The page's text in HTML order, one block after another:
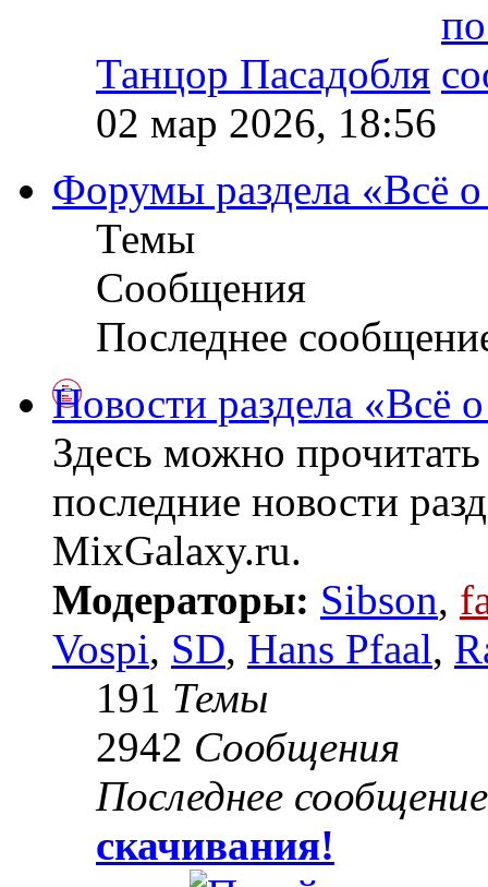
Танцор Пасадобля
02 мар 2026, 18:56
Форумы раздела «Всё
Темы
Сообщения
Последнее
Новости раздела «Всё
Здесь можно
последние новости
MixGalaxy.ru.
Модераторы: Sibson,
Vospi, SD, Hans Pfaal,
191 Темы
2942 Сообщения
Последнее сообщение
скачивания!